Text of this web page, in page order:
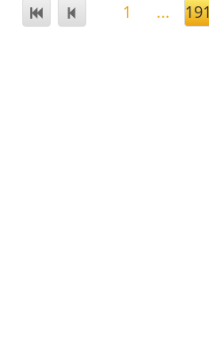
1 ...